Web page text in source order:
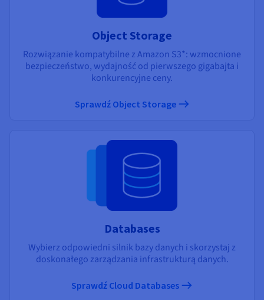
Object Storage
Rozwiązanie kompatybilne z Amazon S3*: wzmocnione
bezpieczeństwo, wydajność od pierwszego gigabajta i
konkurencyjne ceny.
Sprawdź Object Storage
Databases
Wybierz odpowiedni silnik bazy danych i skorzystaj z
doskonałego zarządzania infrastrukturą danych.
Sprawdź Cloud Databases